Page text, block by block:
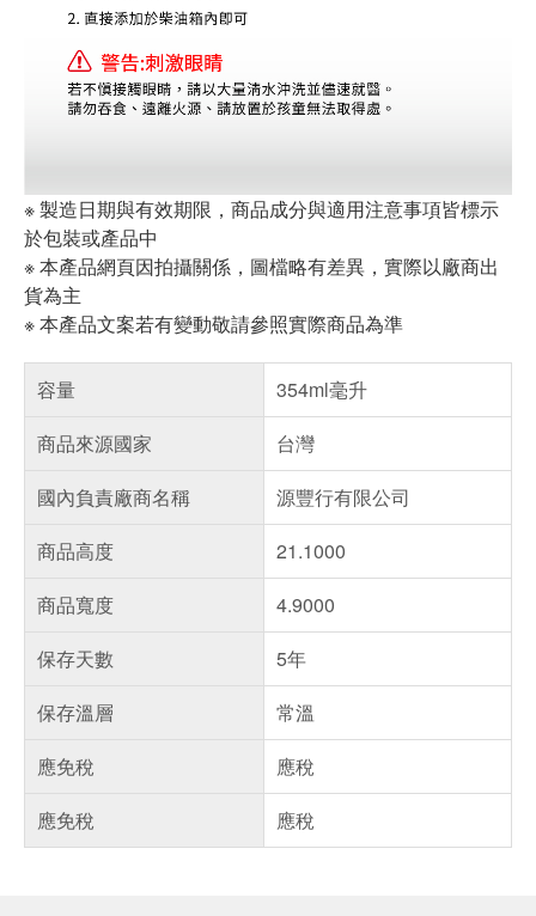
※ 製造日期與有效期限，商品成分與適用注意事項皆標示
於包裝或產品中
※ 本產品網頁因拍攝關係，圖檔略有差異，實際以廠商出
貨為主
※ 本產品文案若有變動敬請參照實際商品為準
容量
354ml毫升
商品來源國家
台灣
國內負責廠商名稱
源豐行有限公司
商品高度
21.1000
商品寬度
4.9000
保存天數
5年
保存溫層
常溫
應免稅
應稅
應免稅
應稅